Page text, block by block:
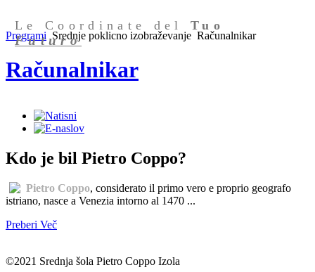
Le Coordinate delTuo
Futuro
Programi Srednje poklicno izobraževanje Računalnikar
Računalnikar
Kdo je bil Pietro Coppo?
Pietro Coppo, considerato il primo vero e proprio geografo
istriano, nasce a Venezia intorno al 1470 ...
Preberi Več
©2021 Srednja šola Pietro Coppo Izola